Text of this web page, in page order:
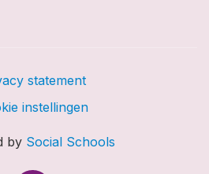
statement
instellingen
by Social Schools